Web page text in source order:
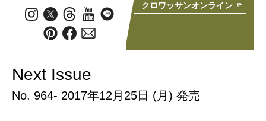
クロワッサンオンライン
Next Issue
No. 964- 2017年12月25日 (月) 発売